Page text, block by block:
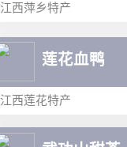
江西萍乡特产
莲花血鸭
江西莲花特产